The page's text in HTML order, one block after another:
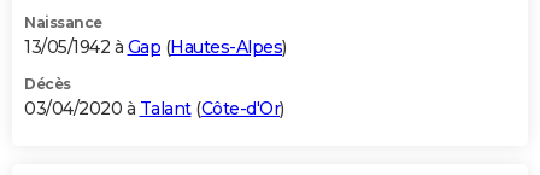
Naissance
13/05/1942 à Gap (Hautes-Alpes)
Décès
03/04/2020 à Talant(Côte-d'Or)